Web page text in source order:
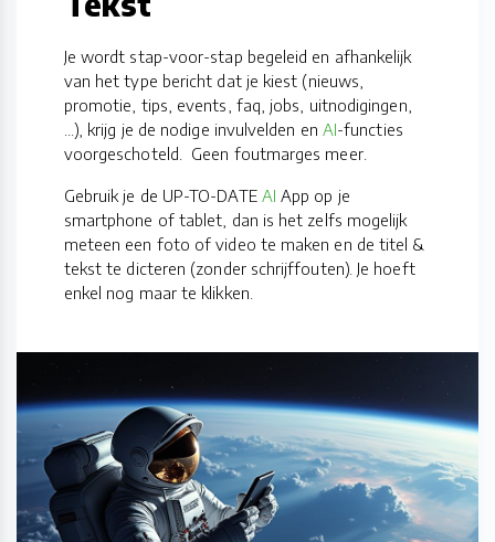
Je wordt stap-voor-stap begeleid en afhankelijk
van het type bericht dat je kiest (nieuws,
promotie, tips, events, faq, jobs, uitnodigingen,
...), krijg je de nodige invulvelden en AI-functies
voorgeschoteld. Geen foutmarges meer.
Gebruik je de UP-TO-DATE AI App op je
smartphone of tablet, dan is het zelfs mogelijk
meteen een foto of video te maken en de titel &
tekst te dicteren (zonder schrijffouten). Je hoeft
enkel nog maar te klikken.